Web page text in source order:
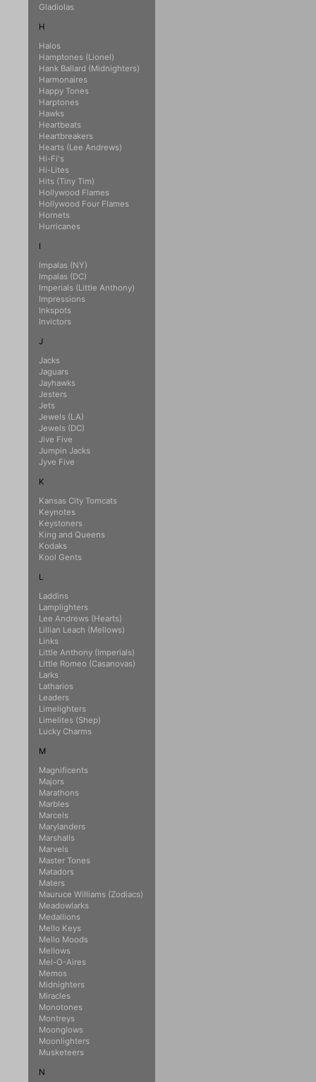
Gladiolas
H
Halos
Hamptones (Lionel)
Hank Ballard (Midnighters)
Harmonaires
Happy Tones
Harptones
Hawks
Heartbeats
Heartbreakers
Hearts (Lee Andrews)
Hi-Fi's
Hi-Lites
Hits (Tiny Tim)
Hollywood Flames
Hollywood Four Flames
Hornets
Hurricanes
I
Impalas (NY)
Impalas (DC)
Imperials (Little Anthony)
Impressions
Inkspots
Invictors
J
Jacks
Jaguars
Jayhawks
Jesters
Jets
Jewels (LA)
Jewels (DC)
Jive Five
Jumpin Jacks
Jyve Five
K
Kansas City Tomcats
Keynotes
Keystoners
King and Queens
Kodaks
Kool Gents
L
Laddins
Lamplighters
Lee Andrews (Hearts)
Lillian Leach (Mellows)
Links
Little Anthony (Imperials)
Little Romeo (Casanovas)
Larks
Latharios
Leaders
Limelighters
Limelites (Shep)
Lucky Charms
M
Magnificents
Majors
Marathons
Marbles
Marcels
Marylanders
Marshalls
Marvels
Master Tones
Matadors
Maters
Mauruce Williams (Zodiacs)
Meadowlarks
Medallions
Mello Keys
Mello Moods
Mellows
Mel-O-Aires
Memos
Midnighters
Miracles
Monotones
Montreys
Moonglows
Moonlighters
Musketeers
N